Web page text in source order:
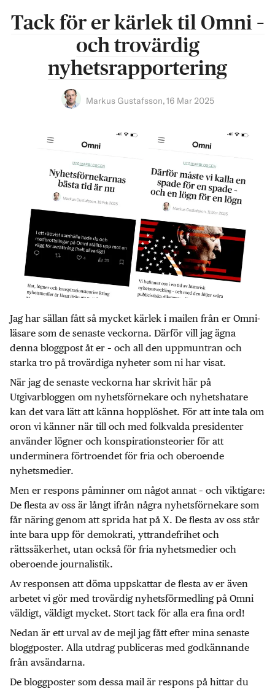
Tack för er kärlek til Omni –
och trovärdig
nyhetsrapportering
Markus Gustafsson,16 Mar 2025
Jag har sällan fått så mycket kärlek i mailen från er Omni-
läsare som de senaste veckorna. Därför vill jag ägna
denna bloggpost åt er – och all den uppmuntran och
starka tro på trovärdiga nyheter som ni har visat.
När jag de senaste veckorna har skrivit här på
Utgivarbloggen om nyhetsförnekare och nyhetshatare
kan det vara lätt att känna hopplöshet. För att inte tala om
oron vi känner när till och med folkvalda presidenter
använder lögner och konspirationsteorier för att
underminera förtroendet för fria och oberoende
nyhetsmedier.
Men er respons påminner om något annat – och viktigare:
De flesta av oss är långt ifrån några nyhetsförnekare som
får näring genom att sprida hat på X. De flesta av oss står
inte bara upp för demokrati, yttrandefrihet och
rättssäkerhet, utan också för fria nyhetsmedier och
oberoende journalistik.
Av responsen att döma uppskattar de flesta av er även
arbetet vi gör med trovärdig nyhetsförmedling på Omni
väldigt, väldigt mycket. Stort tack för alla era fina ord!
Nedan är ett urval av de mejl jag fått efter mina senaste
bloggposter. Alla utdrag publiceras med godkännande
från avsändarna.
De bloggposter som dessa mail är respons på hittar du